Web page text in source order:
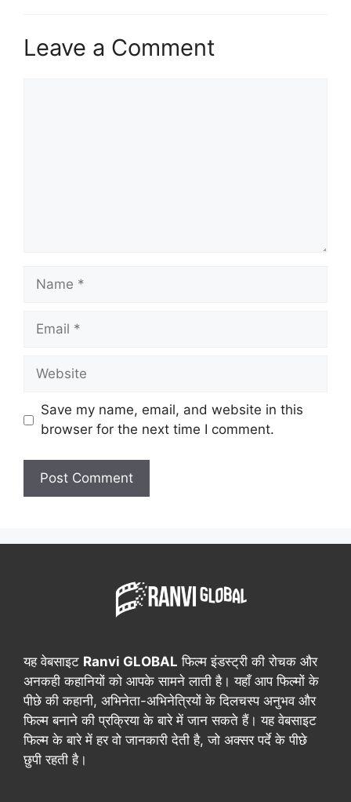
Leave a Comment
Name
Email
Website
Save my name, email, and website in this
browser for the next time I comment.
यह वेबसाइट Ranvi GLOBAL फिल्म इंडस्ट्री की रोचक और
अनकही कहानियों को आपके सामने लाती है। यहाँ आप फिल्मों के
पीछे की कहानी, अभिनेता-अभिनेत्रियों के दिलचस्प अनुभव और
फिल्म बनाने की प्रक्रिया के बारे में जान सकते हैं। यह वेबसाइट
फिल्म के बारे में हर वो जानकारी देती है, जो अक्सर पर्दे के पीछे
छुपी रहती है।